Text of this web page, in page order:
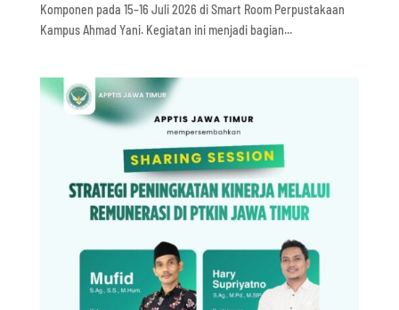
Komponen pada 15–16 Juli 2026 di Smart Room Perpustakaan
Kampus Ahmad Yani. Kegiatan ini menjadi bagian...